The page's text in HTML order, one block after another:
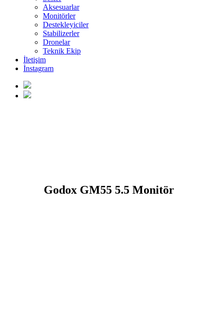
Aksesuarlar
Monitörler
Destekleyiciler
Stabilizerler
Dronelar
Teknik Ekip
İletişim
İnstagram
Godox GM55 5.5 Monitör